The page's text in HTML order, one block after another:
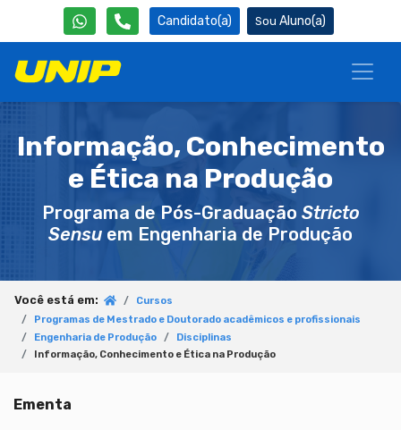
Candidato(a) Aluno(a)
Informação, Conhecimento
e Ética na Produção
Programa de Pós-Graduação Stricto
Sensu em Engenharia de Produção
Você está em:
Cursos
Programas de Mestrado e Doutorado acadêmicos e profissionais
Engenharia de Produção
Disciplinas
Informação, Conhecimento e Ética na Produção
Ementa